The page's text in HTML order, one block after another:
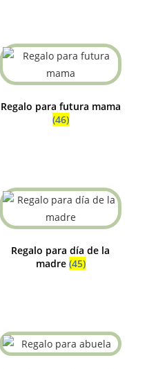
Regalo para futura mama
(46)
Regalo para día de la
madre (45)